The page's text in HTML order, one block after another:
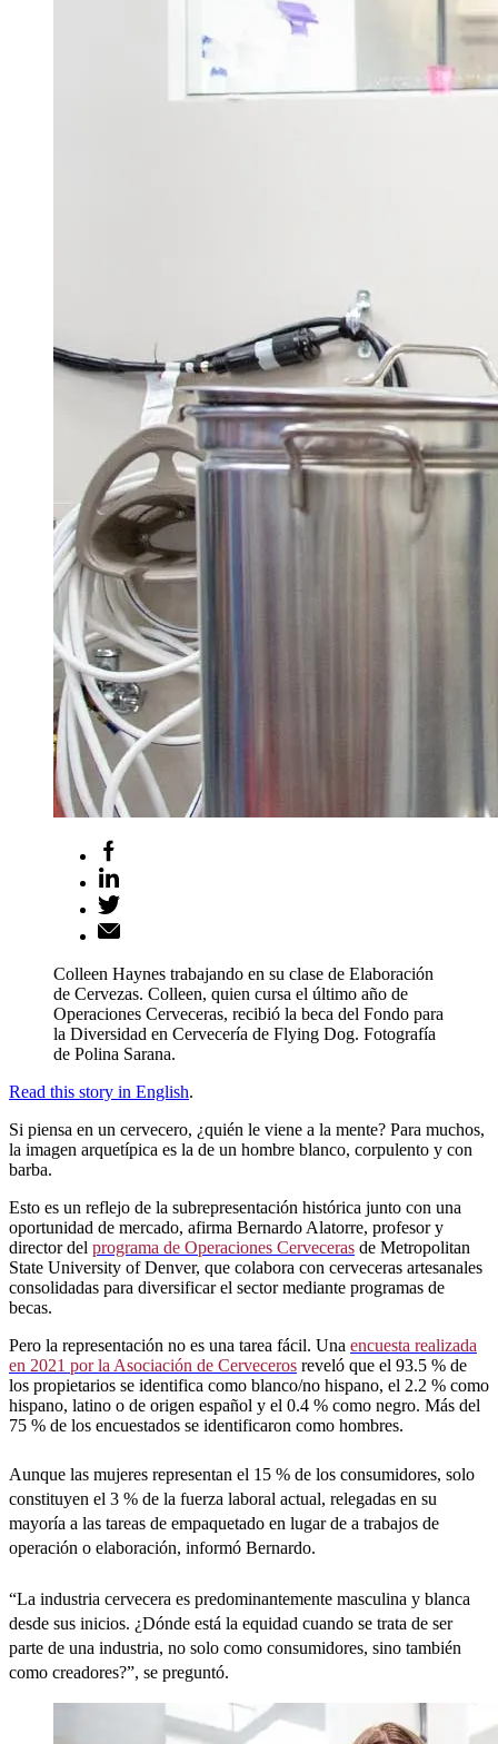
Colleen Haynes trabajando en su clase de Elaboración
de Cervezas. Colleen, quien cursa el último año de
Operaciones Cerveceras, recibió la beca del Fondo para
la Diversidad en Cervecería de Flying Dog. Fotografía
de Polina Sarana.
Read this story in English.
Si piensa en un cervecero, ¿quién le viene a la mente? Para muchos,
la imagen arquetípica es la de un hombre blanco, corpulento y con
barba.
Esto es un reflejo de la subrepresentación histórica junto con una
oportunidad de mercado, afirma Bernardo Alatorre, profesor y
director del programa de Operaciones Cerveceras de Metropolitan
State University of Denver, que colabora con cerveceras artesanales
consolidadas para diversificar el sector mediante programas de
becas.
Pero la representación no es una tarea fácil. Una encuesta realizada
en 2021 por la Asociación de Cerveceros reveló que el 93.5 % de
los propietarios se identifica como blanco/no hispano, el 2.2 % como
hispano, latino o de origen español y el 0.4 % como negro. Más del
75 % de los encuestados se identificaron como hombres.
Aunque las mujeres representan el 15 % de los consumidores, solo
constituyen el 3 % de la fuerza laboral actual, relegadas en su
mayoría a las tareas de empaquetado en lugar de a trabajos de
operación o elaboración, informó Bernardo.
“La industria cervecera es predominantemente masculina y blanca
desde sus inicios. ¿Dónde está la equidad cuando se trata de ser
parte de una industria, no solo como consumidores, sino también
como creadores?”, se preguntó.